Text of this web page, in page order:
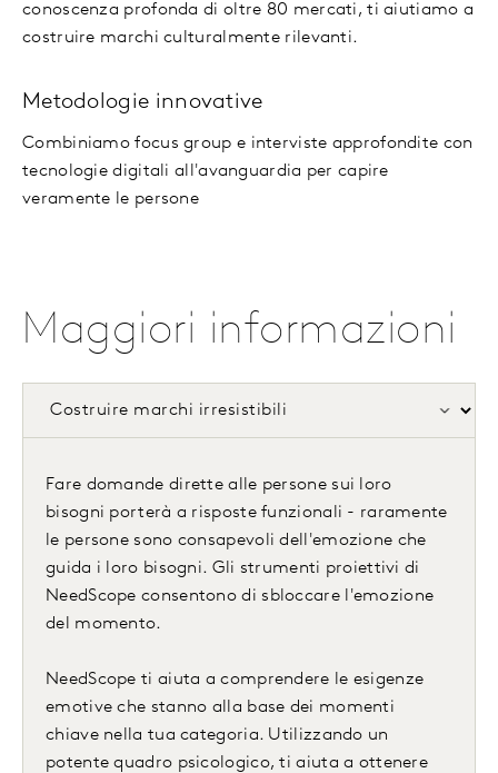
conoscenza profonda di oltre 80 mercati, ti aiutiamo a
costruire marchi culturalmente rilevanti.
Metodologie innovative
Combiniamo focus group e interviste approfondite con
tecnologie digitali all'avanguardia per capire
veramente le persone
Maggiori informazioni
Fare domande dirette alle persone sui loro
bisogni porterà a risposte funzionali - raramente
le persone sono consapevoli dell'emozione che
guida i loro bisogni. Gli strumenti proiettivi di
NeedScope consentono di sbloccare l'emozione
del momento.
NeedScope ti aiuta a comprendere le esigenze
emotive che stanno alla base dei momenti
chiave nella tua categoria. Utilizzando un
potente quadro psicologico, ti aiuta a ottenere